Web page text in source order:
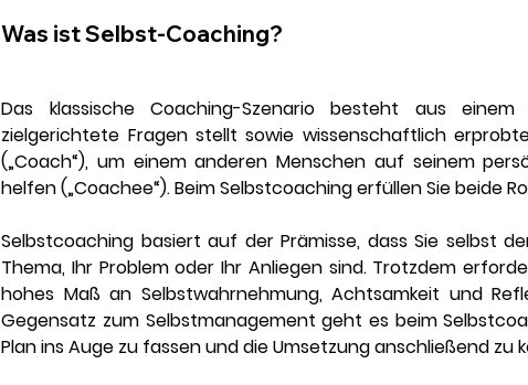
Was ist Selbst-Coaching?
Das klassische Coaching-Szenario besteht aus
zielgerichtete Fragen stellt sowie wissenschaftlich
(„Coach“), um einem anderen Menschen auf seinem
helfen („Coachee“). Beim Selbstcoaching erfüllen Sie beide
Selbstcoaching basiert auf der Prämisse, dass Sie selbst
Thema, Ihr Problem oder Ihr Anliegen sind. Trotzdem
hohes Maß an Selbstwahrnehmung, Achtsamkeit und
Gegensatz zum Selbstmanagement geht es beim
Plan ins Auge zu fassen und die Umsetzung anschließend zu